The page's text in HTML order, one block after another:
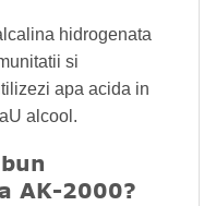
hidrogenata
si
apa acida in
alcool.
AK-2000?